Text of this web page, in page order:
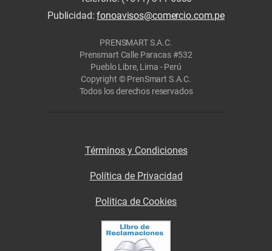
Publicidad:fonoavisos@comercio.com.pe
PRENSMART S.A.C.
Prensmart Calle Paracas #532
Pueblo Libre, Lima - Perú
Copyright © PrenSmart S.A.C.
Todos los derechos reservados
Términos y Condiciones
Política de Privacidad
Politica de Cookies